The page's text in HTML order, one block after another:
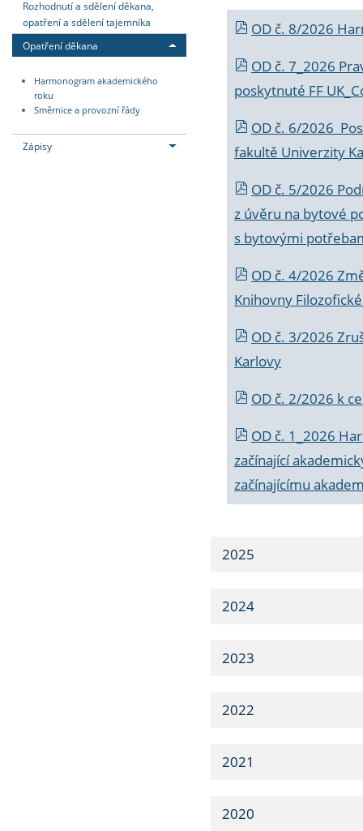
Rozhodnutí a sdělení děkana,
opatření a sdělení tajemníka
Opatření děkana
Harmonogram akademického
roku
Směrnice a provozní řády
Zápisy
OD č. 8/2026
OD č. 7_2026
poskytnuté FF
OD č. 6/2026
fakultě Univerzity
OD č. 5/2026
z úvěru na bytové
s bytovými
OD č. 4/2026
Knihovny
OD č. 3/2026
Karlovy
OD č. 2/2026 k
OD č. 1_2026
začínající
začínajícímu
2025
2024
2023
2022
2021
2020